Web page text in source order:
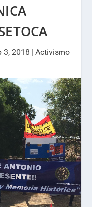
3, 2018 | Activismo